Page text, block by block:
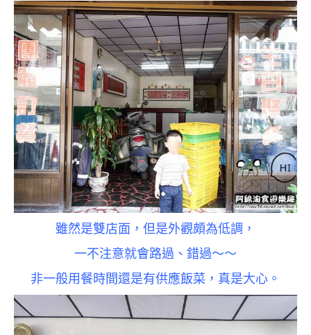
雖然是雙店面，但是外觀頗為低調，
一不注意就會路過、錯過～～
非一般用餐時間還是有供應飯菜， 真是大心。